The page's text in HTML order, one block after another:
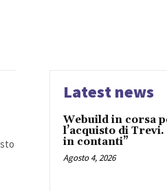
Latest news
Webuild in corsa
l’acquisto di
in contanti”
Agosto 4, 2026